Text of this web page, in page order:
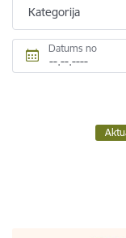
Kategorija
Datums no